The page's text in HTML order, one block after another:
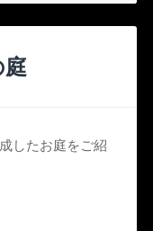
したお庭をご紹